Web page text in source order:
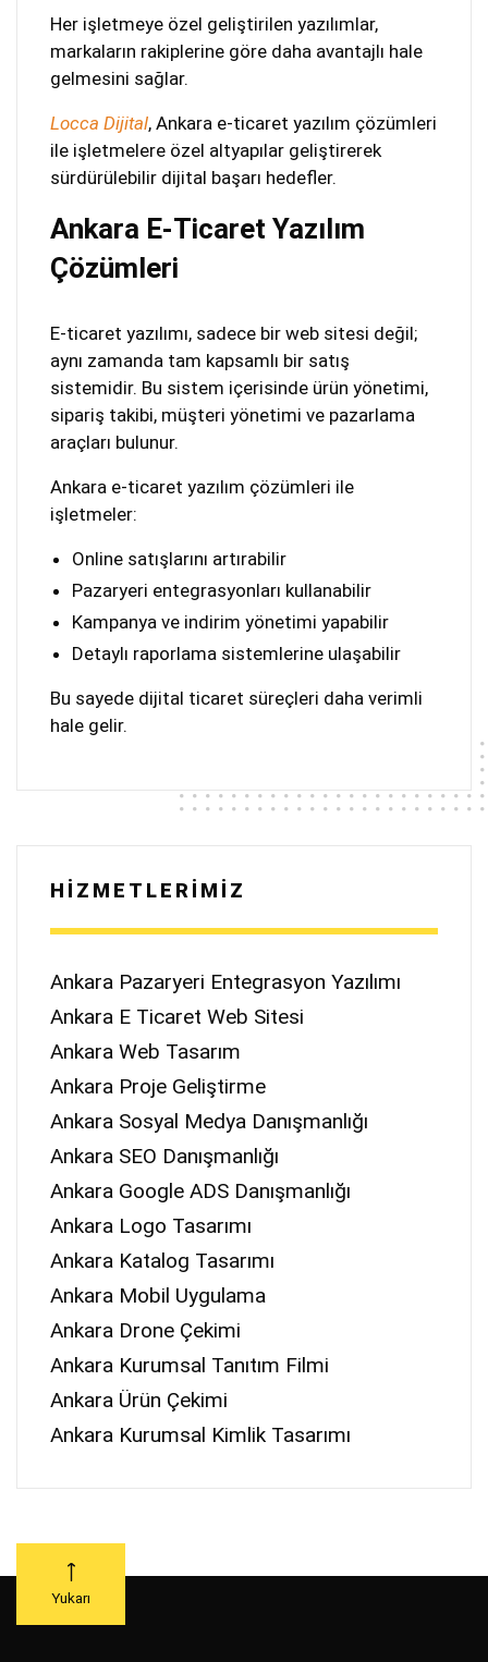
Her işletmeye özel geliştirilen yazılımlar,
markaların rakiplerine göre daha avantajlı hale
gelmesini sağlar.
Locca Dijital, Ankara e-ticaret yazılım çözümleri
ile işletmelere özel altyapılar geliştirerek
sürdürülebilir dijital başarı hedefler.
Ankara E-Ticaret Yazılım
Çözümleri
E-ticaret yazılımı, sadece bir web sitesi değil;
aynı zamanda tam kapsamlı bir satış
sistemidir. Bu sistem içerisinde ürün yönetimi,
sipariş takibi, müşteri yönetimi ve pazarlama
araçları bulunur.
Ankara e-ticaret yazılım çözümleri ile
işletmeler:
Online satışlarını artırabilir
Pazaryeri entegrasyonları kullanabilir
Kampanya ve indirim yönetimi yapabilir
Detaylı raporlama sistemlerine ulaşabilir
Bu sayede dijital ticaret süreçleri daha verimli
hale gelir.
HİZMETLERİMİZ
Ankara Pazaryeri Entegrasyon Yazılımı
Ankara E Ticaret Web Sitesi
Ankara Web Tasarım
Ankara Proje Geliştirme
Ankara Sosyal Medya Danışmanlığı
Ankara SEO Danışmanlığı
Ankara Google ADS Danışmanlığı
Ankara Logo Tasarımı
Ankara Katalog Tasarımı
Ankara Mobil Uygulama
Ankara Drone Çekimi
Ankara Kurumsal Tanıtım Filmi
Ankara Ürün Çekimi
Ankara Kurumsal Kimlik Tasarımı
Yukarı